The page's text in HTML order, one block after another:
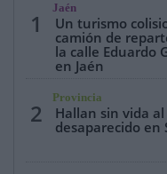
1
Jaén
Un turismo
camión de
la calle Eduardo
en Jaén
2
Provincia
Hallan sin vida
desaparecido en